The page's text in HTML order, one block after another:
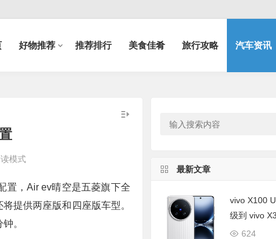
好物推荐 推荐排行 美食佳肴 旅行攻略 汽车资讯
模式
，Air ev晴空是五菱旗下全
提供两座版和四座版车型。
。
最新文章
vivo X100
级到 vivo
624